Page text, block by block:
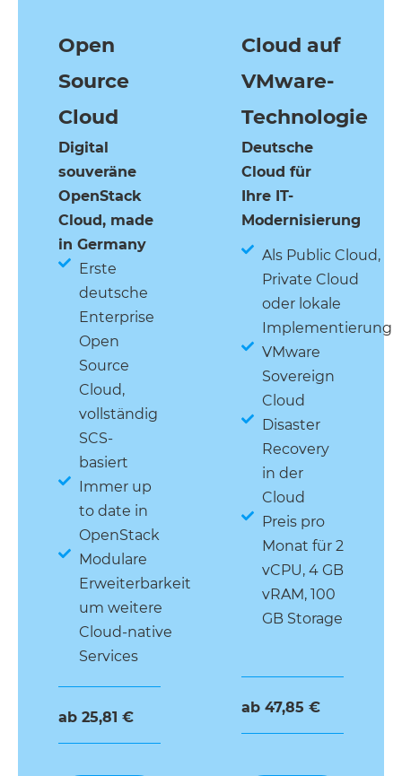
Open
Source
Cloud
Digital
souveräne
OpenStack
Cloud, made
in Germany
Erste
deutsche
Enterprise
Open
Source
Cloud,
vollständig
SCS-
basiert
Immer up
to date in
OpenStack
Modulare
Erweiterbarkeit
um weitere
Cloud-native
Services
ab 25,81 €
Cloud auf
VMware-
Technologie
Deutsche
Cloud für
Ihre IT-
Modernisierung
Als Public Cloud,
Private Cloud
oder lokale
Implementierung
VMware
Sovereign
Cloud
Disaster
Recovery
in der
Cloud
Preis pro
Monat für 2
vCPU, 4 GB
vRAM, 100
GB Storage
ab 47,85 €